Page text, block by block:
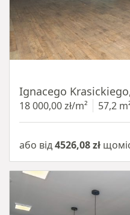
Ignacego
18 000,00 zł/m² 57,2
або від4526,08 zł